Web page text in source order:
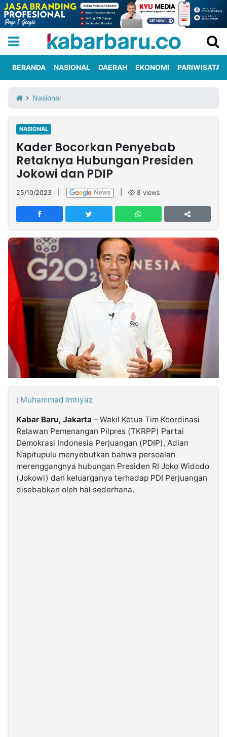
Iklan
Berita
Kami
Nasional
International
Olahraga
Entertainment
Daerah
Pariwisata
Kuliner
Kolom
Network
PT
TREETAN
INDONESIA
Partner
Insight
NTB
Suara
Time
Lens
IDN
Daily
Jogja
Jalan
Rakyat
Idealita
News
Kita
Notice
Dinamikapost.com
Radar
Baru
Seedbacklink
Kabarbaru
Kabarbaru.co
BERANDA NASIONAL DAERAH EKONOMI PARIWISATA
Nasional
NASIONAL
Kader Bocorkan Penyebab
Retaknya Hubungan Presiden
Jokowi dan PDIP
25/10/2023 8 views
: Muhammad Imtiyaz
Kabar Baru, Jakarta – Wakil Ketua Tim Koordinasi
Relawan Pemenangan Pilpres (TKRPP) Partai
Demokrasi Indonesia Perjuangan (PDIP), Adian
Napitupulu menyebutkan bahwa persoalan
merenggangnya hubungan Presiden RI Joko Widodo
(Jokowi) dan keluarganya terhadap PDI Perjuangan
disebabkan oleh hal sederhana.